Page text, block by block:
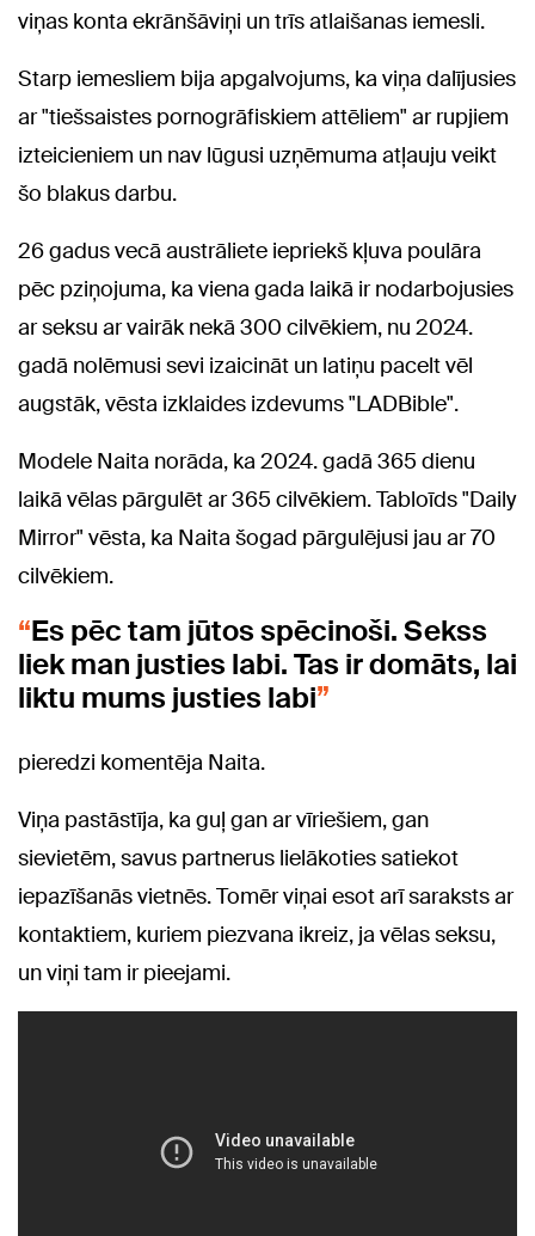
viņas konta ekrānšāviņi un trīs atlaišanas iemesli.
Starp iemesliem bija apgalvojums, ka viņa dalījusies
ar "tiešsaistes pornogrāfiskiem attēliem" ar rupjiem
izteicieniem un nav lūgusi uzņēmuma atļauju veikt
šo blakus darbu.
26 gadus vecā austrāliete iepriekš kļuva poulāra
pēc pziņojuma, ka viena gada laikā ir nodarbojusies
ar seksu ar vairāk nekā 300 cilvēkiem, nu 2024.
gadā nolēmusi sevi izaicināt un latiņu pacelt vēl
augstāk, vēsta izklaides izdevums "LADBible".
Modele Naita norāda, ka 2024. gadā 365 dienu
laikā vēlas pārgulēt ar 365 cilvēkiem. Tabloīds "Daily
Mirror" vēsta, ka Naita šogad pārgulējusi jau ar 70
cilvēkiem.
Es pēc tam jūtos spēcinoši. Sekss
liek man justies labi. Tas ir domāts, lai
liktu mums justies labi
pieredzi komentēja Naita.
Viņa pastāstīja, ka guļ gan ar vīriešiem, gan
sievietēm, savus partnerus lielākoties satiekot
iepazīšanās vietnēs. Tomēr viņai esot arī saraksts ar
kontaktiem, kuriem piezvana ikreiz, ja vēlas seksu,
un viņi tam ir pieejami.